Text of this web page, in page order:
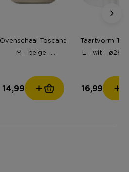
Ovenschaal Toscane
M - beige -
14,99
Taartvorm
L - wit -
16,99